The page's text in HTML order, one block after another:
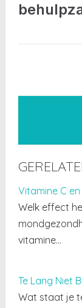
Vitamine C
Welk effect
vitamine…
Te Lang Niet
Wat staat je